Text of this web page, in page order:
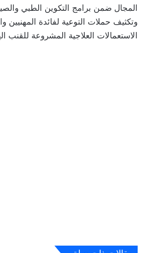
المجال ضمن برامج التكوين الطبي
وتكثيف حملات التوعية لفائدة المهنيين
الاستعمالات العلاجية المشروعة للقنب